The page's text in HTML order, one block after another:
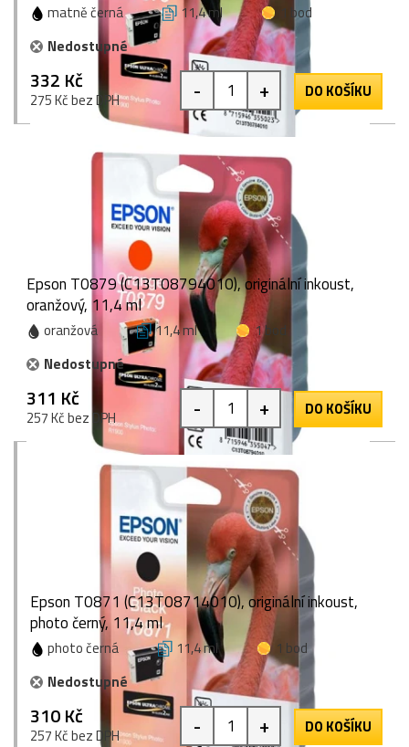
matně černá 11,4 ml
1 bod
Nedostupné
332 Kč
275 Kč bez DPH - + DO KOŠÍKU
Epson T0879 (C13T08794010), originální inkoust,
oranžový, 11,4 ml
oranžová 11,4 ml
1 bod
Nedostupné
311 Kč
257 Kč bez DPH - + DO KOŠÍKU
Epson T0871 (C13T08714010), originální inkoust,
photo černý, 11,4 ml
photo černá 11,4 ml
1 bod
Nedostupné
310 Kč
257 Kč bez DPH - + DO KOŠÍKU